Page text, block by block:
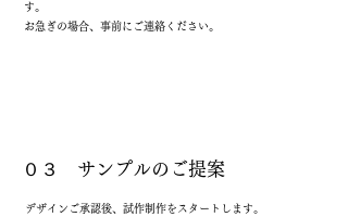
す。
お急ぎの場合、事前にご連絡ください。
０３ サンプルのご提案
デザインご承認後、試作制作をスタートします。